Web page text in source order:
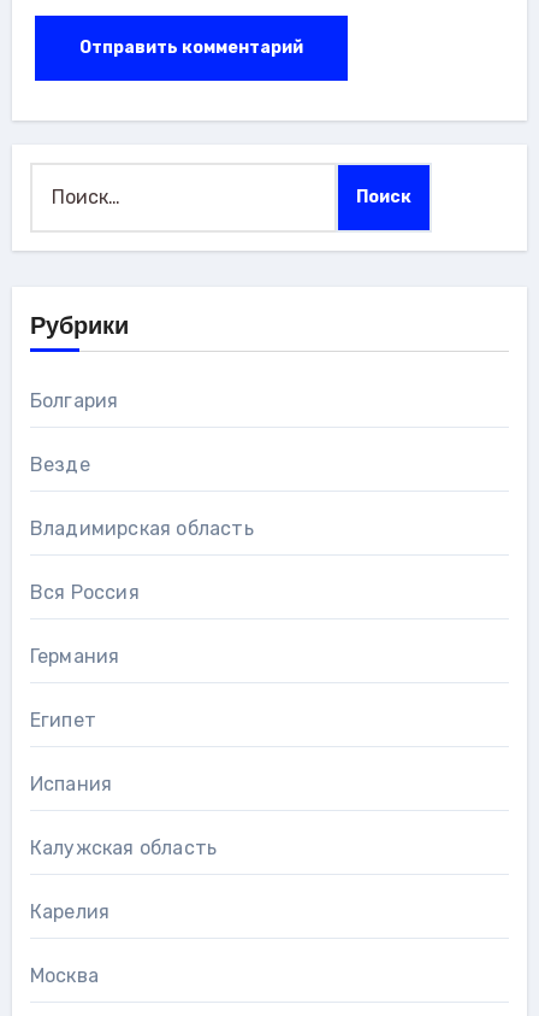
Рубрики
Болгария
Везде
Владимирская область
Вся Россия
Германия
Египет
Испания
Калужская область
Карелия
Москва